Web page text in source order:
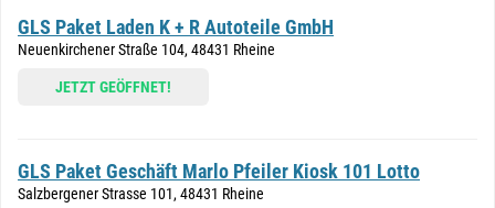
GLS Paket Laden K + R Autoteile GmbH
Neuenkirchener Straße 104, 48431 Rheine
JETZT GEÖFFNET!
GLS Paket Geschäft Marlo Pfeiler Kiosk 101 Lotto
Salzbergener Strasse 101, 48431 Rheine